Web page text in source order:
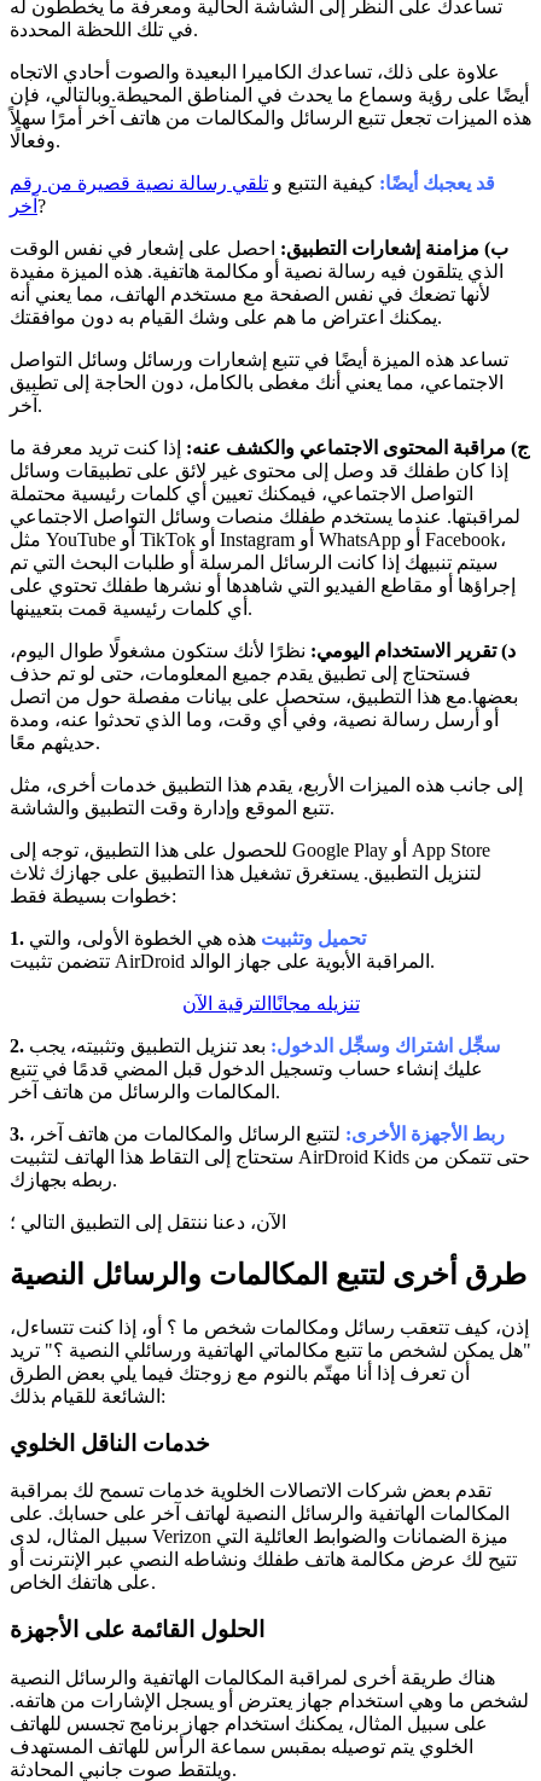
تساعدك على النظر إلى الشاشة الحالية ومعرفة ما يخططون له
في تلك اللحظة المحددة.
علاوة على ذلك، تساعدك الكاميرا البعيدة والصوت أحادي الاتجاه
أيضًا على رؤية وسماع ما يحدث في المناطق المحيطة.وبالتالي، فإن
هذه الميزات تجعل تتبع الرسائل والمكالمات من هاتف آخر أمرًا سهلاً
وفعالًا.
قد يعجبك أيضًا: كيفية التتبع و تلقي رسالة نصية قصيرة من رقم
آخر ?
ب) مزامنة إشعارات التطبيق: احصل على إشعار في نفس الوقت
الذي يتلقون فيه رسالة نصية أو مكالمة هاتفية. هذه الميزة مفيدة
لأنها تضعك في نفس الصفحة مع مستخدم الهاتف، مما يعني أنه
يمكنك اعتراض ما هم على وشك القيام به دون موافقتك.
تساعد هذه الميزة أيضًا في تتبع إشعارات ورسائل وسائل التواصل
الاجتماعي، مما يعني أنك مغطى بالكامل، دون الحاجة إلى تطبيق
آخر.
ج) مراقبة المحتوى الاجتماعي والكشف عنه: إذا كنت تريد معرفة ما
إذا كان طفلك قد وصل إلى محتوى غير لائق على تطبيقات وسائل
التواصل الاجتماعي، فيمكنك تعيين أي كلمات رئيسية محتملة
لمراقبتها. عندما يستخدم طفلك منصات وسائل التواصل الاجتماعي
مثل YouTube أو TikTok أو Instagram أو WhatsApp أو Facebook،
سيتم تنبيهك إذا كانت الرسائل المرسلة أو طلبات البحث التي تم
إجراؤها أو مقاطع الفيديو التي شاهدها أو نشرها طفلك تحتوي على
أي كلمات رئيسية قمت بتعيينها.
د) تقرير الاستخدام اليومي: نظرًا لأنك ستكون مشغولًا طوال اليوم،
فستحتاج إلى تطبيق يقدم جميع المعلومات، حتى لو تم حذف
بعضها.مع هذا التطبيق، ستحصل على بيانات مفصلة حول من اتصل
أو أرسل رسالة نصية، وفي أي وقت، وما الذي تحدثوا عنه، ومدة
حديثهم معًا.
إلى جانب هذه الميزات الأربع، يقدم هذا التطبيق خدمات أخرى، مثل
تتبع الموقع وإدارة وقت التطبيق والشاشة.
للحصول على هذا التطبيق، توجه إلى Google Play أو App Store
لتنزيل التطبيق. يستغرق تشغيل هذا التطبيق على جهازك ثلاث
خطوات بسيطة فقط:
1. تحميل وتثبيت هذه هي الخطوة الأولى، والتي
تتضمن تثبيت AirDroid المراقبة الأبوية على جهاز الوالد.
تنزيله مجانًا الترقية الآن
2. سجِّل اشتراك وسجِّل الدخول: بعد تنزيل التطبيق وتثبيته، يجب
عليك إنشاء حساب وتسجيل الدخول قبل المضي قدمًا في تتبع
المكالمات والرسائل من هاتف آخر.
3. ربط الأجهزة الأخرى: لتتبع الرسائل والمكالمات من هاتف آخر،
ستحتاج إلى التقاط هذا الهاتف لتثبيت AirDroid Kids حتى تتمكن من
ربطه بجهازك.
الآن، دعنا ننتقل إلى التطبيق التالي ؛
طرق أخرى لتتبع المكالمات والرسائل النصية
إذن، كيف تتعقب رسائل ومكالمات شخص ما ؟ أو، إذا كنت تتساءل،
"هل يمكن لشخص ما تتبع مكالماتي الهاتفية ورسائلي النصية ؟" تريد
أن تعرف إذا أنا مهتّم بالنوم مع زوجتك فيما يلي بعض الطرق
الشائعة للقيام بذلك:
خدمات الناقل الخلوي
تقدم بعض شركات الاتصالات الخلوية خدمات تسمح لك بمراقبة
المكالمات الهاتفية والرسائل النصية لهاتف آخر على حسابك. على
سبيل المثال، لدى Verizon ميزة الضمانات والضوابط العائلية التي
تتيح لك عرض مكالمة هاتف طفلك ونشاطه النصي عبر الإنترنت أو
على هاتفك الخاص.
الحلول القائمة على الأجهزة
هناك طريقة أخرى لمراقبة المكالمات الهاتفية والرسائل النصية
لشخص ما وهي استخدام جهاز يعترض أو يسجل الإشارات من هاتفه.
على سبيل المثال، يمكنك استخدام جهاز برنامج تجسس للهاتف
الخلوي يتم توصيله بمقبس سماعة الرأس للهاتف المستهدف
ويلتقط صوت جانبي المحادثة.